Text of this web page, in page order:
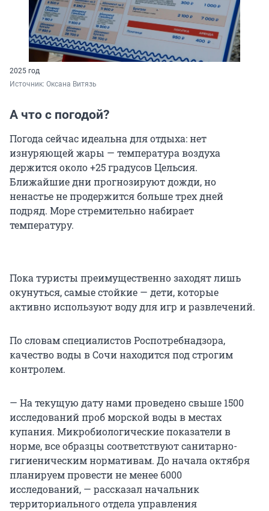
2025 год
Источник: Оксана Витязь
А что с погодой?
Погода сейчас идеальна для отдыха: нет
изнуряющей жары — температура воздуха
держится около +25 градусов Цельсия.
Ближайшие дни прогнозируют дожди, но
ненастье не продержится больше трех дней
подряд. Море стремительно набирает
температуру.
Пока туристы преимущественно заходят лишь
окунуться, самые стойкие — дети, которые
активно используют воду для игр и развлечений.
По словам специалистов Роспотребнадзора,
качество воды в Сочи находится под строгим
контролем.
— На текущую дату нами проведено свыше 1500
исследований проб морской воды в местах
купания. Микробиологические показатели в
норме, все образцы соответствуют санитарно-
гигиеническим нормативам. До начала октября
планируем провести не менее 6000
исследований, — рассказал начальник
территориального отдела управления